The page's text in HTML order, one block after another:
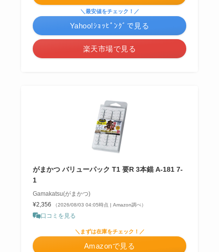
楽天市場で見る
＼最安値をチェック！／
Yahoo!ｼｮｯﾋﾟﾝｸﾞで見る
がまかつ バリューパック T1 要R 3本錨 A-181 7-
1
Gamakatsu(がまかつ)
¥2,356
（2026/08/03 04:05時点 | Amazon調べ）
口コミを見る
＼まずは在庫をチェック！／
Amazonで見る